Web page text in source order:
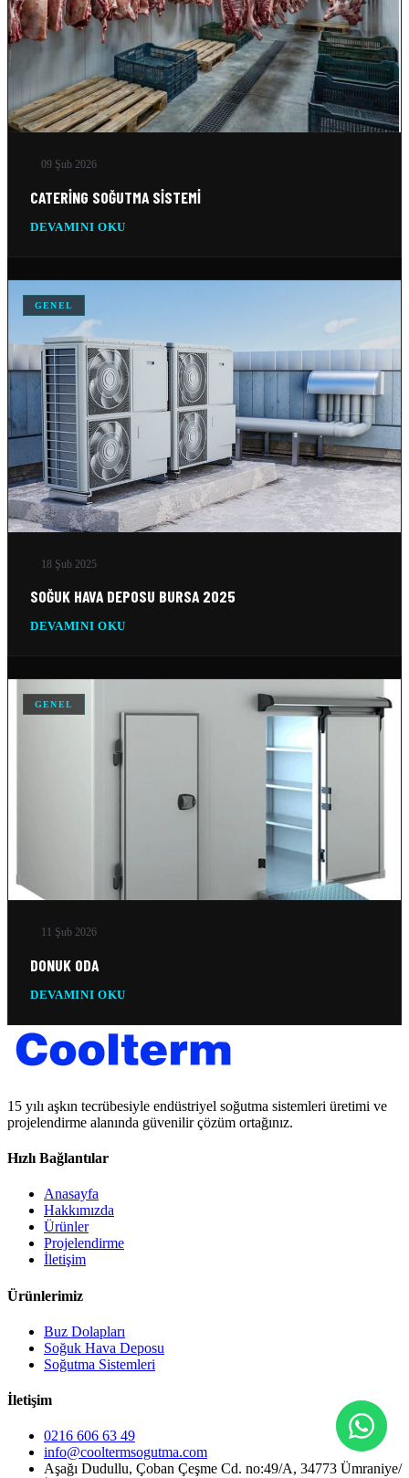
MOBIL SOĞUK ODA
11 Şub 2026
GEMI SOĞUTMA SISTEMLERI
10 Şub 2026
TEKSTIL SOĞUTMA SISTEMLERI
10 Şub 2026
BUZ FABRIKASI SOĞUTMA SISTEMLERI
10 Şub 2026
09 Şub 2026
CATERING SOĞUTMA SISTEMI
DEVAMINI OKU
GENEL
18 Şub 2025
SOĞUK HAVA DEPOSU BURSA 2025
DEVAMINI OKU
GENEL
11 Şub 2026
DONUK ODA
DEVAMINI OKU
15 yılı aşkın tecrübesiyle endüstriyel soğutma sistemleri üretimi ve
projelendirme alanında güvenilir çözüm ortağınız.
Hızlı Bağlantılar
Anasayfa
Hakkımızda
Ürünler
Projelendirme
İletişim
Ürünlerimiz
Buz Dolapları
Soğuk Hava Deposu
Soğutma Sistemleri
İletişim
0216 606 63 49
info@cooltermsogutma.com
Aşağı Dudullu, Çoban Çeşme Cd. no:49/A, 34773 Ümraniye/